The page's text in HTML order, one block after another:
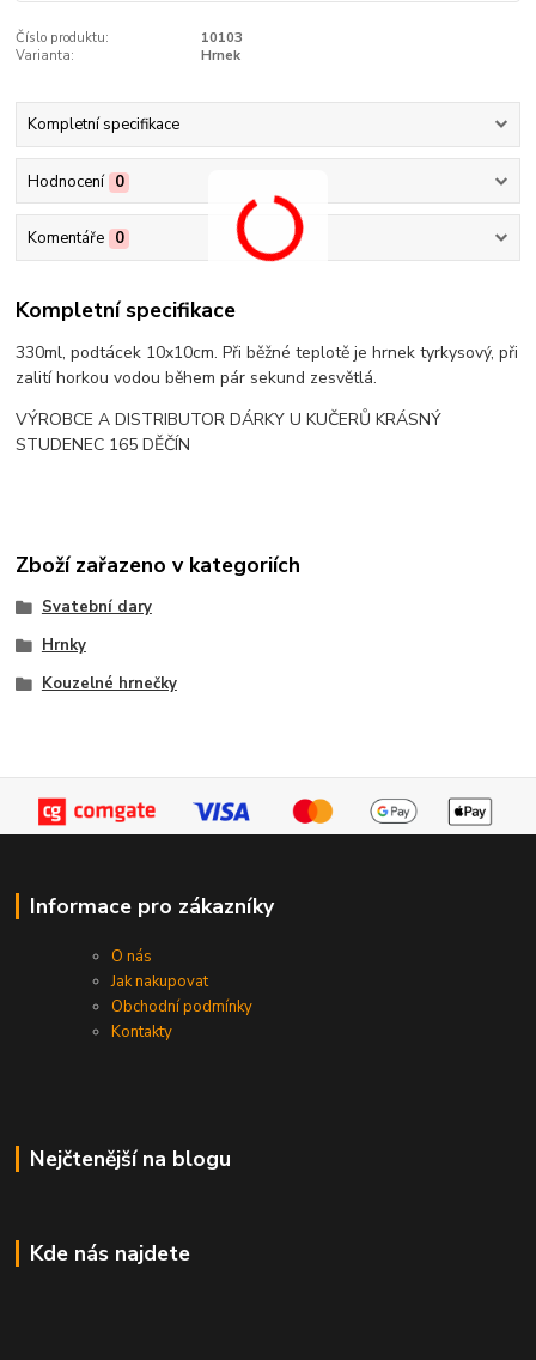
Číslo produktu:
10103
Varianta:
Hrnek
Kompletní specifikace
Hodnocení 0
Komentáře 0
Kompletní specifikace
330ml, podtácek 10x10cm. Při běžné teplotě je hrnek tyrkysový, při
zalití horkou vodou během pár sekund zesvětlá.
VÝROBCE A DISTRIBUTOR DÁRKY U KUČERŮ KRÁSNÝ
STUDENEC 165 DĚČÍN
Zboží zařazeno v kategoriích
Svatební dary
Hrnky
Kouzelné hrnečky
Informace pro zákazníky
O nás
Jak nakupovat
Obchodní podmínky
Kontakty
Nejčtenější na blogu
Kde nás najdete